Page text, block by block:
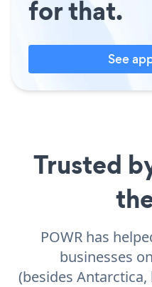
for that.
See
Trusted
POWR has
businesses
(besides